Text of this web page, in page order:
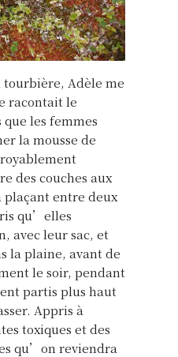
tourbière, Adèle me
racontait le
les femmes
la mousse de
des couches aux
plaçant entre deux
qu’elles
avec leur sac, et
la plaine, avant de
le soir, pendant
partis plus haut
Appris à
toxiques et des
qu’on reviendra